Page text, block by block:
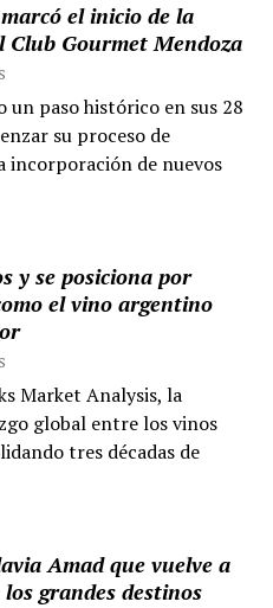
el inicio de la
Gourmet Mendoza
un paso histórico en sus 28
su proceso de
de nuevos
y se posiciona por
el vino argentino
Market Analysis, la
global entre los vinos
tres décadas de
Amad que vuelve a
grandes destinos